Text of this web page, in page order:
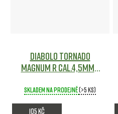
Diabolo Tornado
Magnum R cal.4,5mm -
Skladem na prodejně(>5 ks)
105 Kč